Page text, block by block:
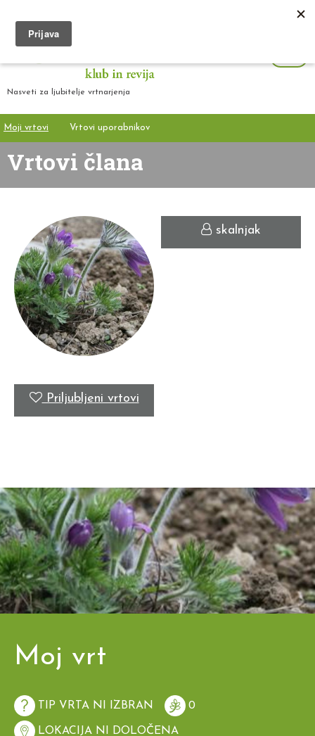
Nasveti za ljubitelje vrtnarjenja
Moji vrtovi Vrtovi uporabnikov
Vrtovi člana
skalnjak
Priljubljeni vrtovi
Moj vrt
TIP VRTA NI IZBRAN 0
LOKACIJA NI DOLOČENA